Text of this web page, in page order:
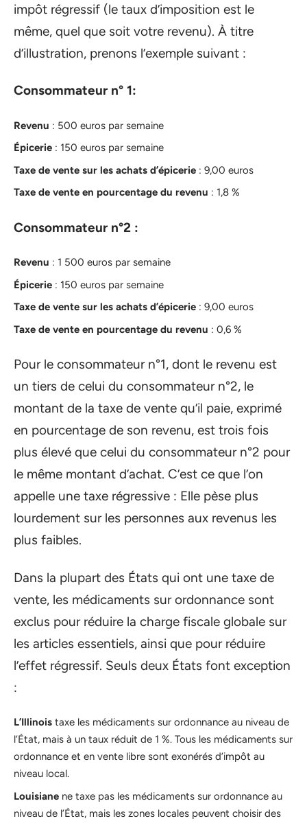
impôt régressif (le taux d’imposition est le
même, quel que soit votre revenu). À titre
d’illustration, prenons l’exemple suivant :
Consommateur n° 1:
Revenu : 500 euros par semaine
Épicerie : 150 euros par semaine
Taxe de vente sur les achats d’épicerie : 9,00 euros
Taxe de vente en pourcentage du revenu : 1,8 %
Consommateur n°2 :
Revenu : 1 500 euros par semaine
Épicerie : 150 euros par semaine
Taxe de vente sur les achats d’épicerie : 9,00 euros
Taxe de vente en pourcentage du revenu : 0,6 %
Pour le consommateur n°1, dont le revenu est
un tiers de celui du consommateur n°2, le
montant de la taxe de vente qu’il paie, exprimé
en pourcentage de son revenu, est trois fois
plus élevé que celui du consommateur n°2 pour
le même montant d’achat. C’est ce que l’on
appelle une taxe régressive : Elle pèse plus
lourdement sur les personnes aux revenus les
plus faibles.
Dans la plupart des États qui ont une taxe de
vente, les médicaments sur ordonnance sont
exclus pour réduire la charge fiscale globale sur
les articles essentiels, ainsi que pour réduire
l’effet régressif. Seuls deux États font exception
:
L’Illinois taxe les médicaments sur ordonnance au niveau de
l’État, mais à un taux réduit de 1 %. Tous les médicaments sur
ordonnance et en vente libre sont exonérés d’impôt au
niveau local.
Louisiane ne taxe pas les médicaments sur ordonnance au
niveau de l’État, mais les zones locales peuvent choisir des